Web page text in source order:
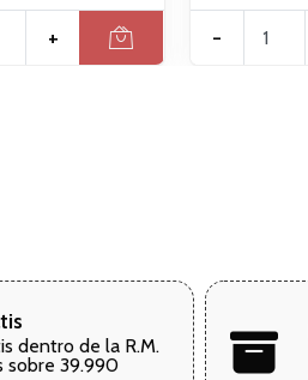
+ -
dentro de la R.M.
sobre 39.990